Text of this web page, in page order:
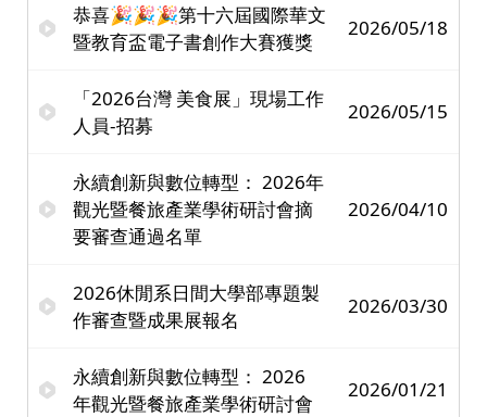
恭喜🎉🎉🎉第十六屆國際華文
暨教育盃電子書創作大賽獲獎
2026/05/18
「2026台灣 美食展」現場工作
人員-招募
2026/05/15
永續創新與數位轉型： 2026年
觀光暨餐旅產業學術研討會摘
要審查通過名單
2026/04/10
2026休閒系日間大學部專題製
作審查暨成果展報名
2026/03/30
永續創新與數位轉型： 2026
年觀光暨餐旅產業學術研討會
2026/01/21